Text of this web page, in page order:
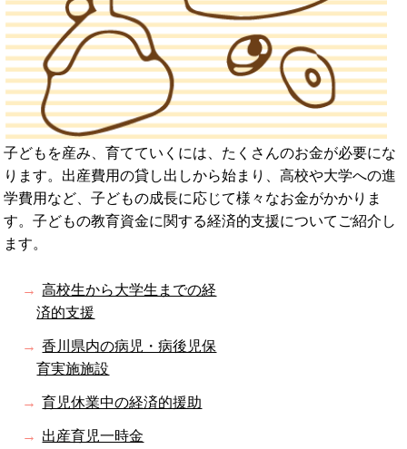
子どもを産み、育てていくには、たくさんのお金が必要にな
ります。出産費用の貸し出しから始まり、高校や大学への進
学費用など、子どもの成長に応じて様々なお金がかかりま
す。子どもの教育資金に関する経済的支援についてご紹介し
ます。
高校生から大学生までの経
済的支援
香川県内の病児・病後児保
育実施施設
育児休業中の経済的援助
出産育児一時金